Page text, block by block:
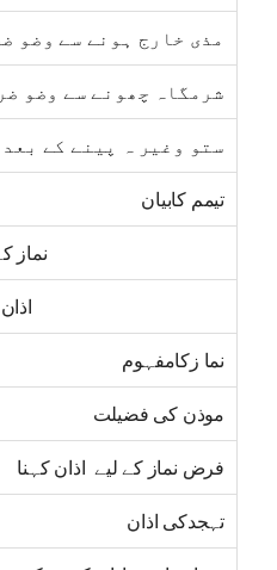
مذی خارج ہونے سے وضو
شرمگاہ چھونے سے وضو
ستو وغیر ہ پینے کے
تیمم کابیان
نماز
نما زکامفہوم
موذن کی فضیلت
فرض نماز کے لیے اذان کہنا
تہجدکی اذان